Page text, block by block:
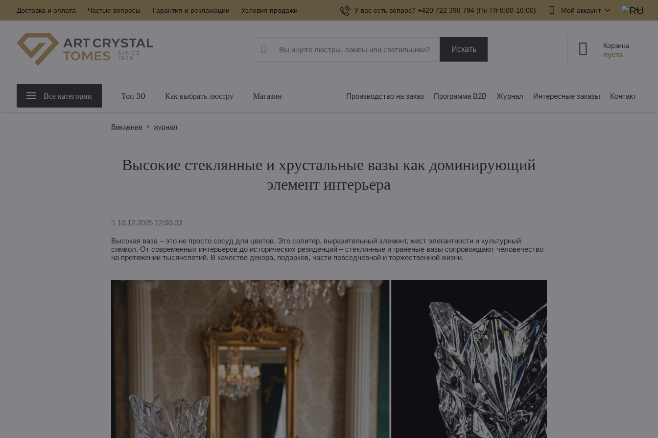
Доставка и оплата Частые вопросы Гарантия и рекламации Условия продажи У вас есть вопрос? +420 722 398 794​ (Пн-Пт 8:00-16:00) Мой аккаунт
Искать Корзина
Все категории Топ 30 Как выбрать люстру Магазин Производство на заказ Программа B2B Журнал Интересные заказы Контакт
Введение журнал
Высокие стеклянные и хрустальные вазы как доминирующий
элемент интерьера
Дополнено
10.12.2025 12:00.03
Высокая ваза – это не просто сосуд для цветов. Это солитер, выразительный элемент, жест элегантности и культурный
символ. От современных интерьеров до исторических резиденций – стеклянные и граненые вазы сопровождают человечество
на протяжении тысячелетий. В качестве декора, подарков, части повседневной и торжественной жизни.